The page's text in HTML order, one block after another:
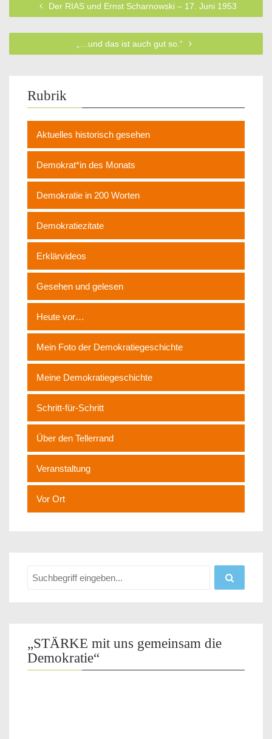
Der RIAS und Ernst Scharnowski – 17. Juni 1953
„…und das ist auch gut so.“
Rubrik
Aktuelles historisch gesehen
Demokrat*in des Monats
Demokratie in 200 Worten
Demokratiezitate
Erklärvideos
Gesehen und gelesen
Heute vor…
Mein Foto der Demokratiegeschichte
Meine Demokratiegeschichte
Schritt-für-Schritt
Über den Tellerrand
Veranstaltung
Vor Ort
„STÄRKE mit uns gemeinsam die
Demokratie“